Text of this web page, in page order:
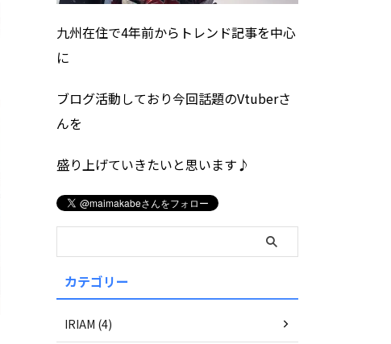
九州在住で4年前からトレンド記事を中心
に
ブログ活動しており今回話題のVtuberさ
んを
盛り上げていきたいと思います♪
カテゴリー
IRIAM (4)